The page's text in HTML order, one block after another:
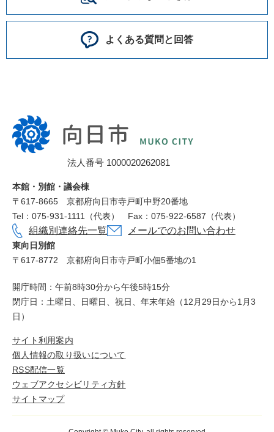
よくある質問と回答
向
日
市
所
法人番号 1000020262081
本館・別館・議会棟
〒617‐8665
京都府向日市寺戸町中野20番地
Tel：075-931-1111（代表）
Fax：075-922-6587（代表）
東向日別館
〒617-8772
京都府向日市寺戸町小佃5番地の1
組織別連絡先一覧 メールでのお問い合わせ
開庁時間：午前8時30分から午後5時15分
閉庁日：土曜日、日曜日、祝日、年末年始（12月29日から1月3
日）
サイト利用案内
個人情報の取り扱いについて
RSS配信一覧
ウェブアクセシビリティ方針
サイトマップ